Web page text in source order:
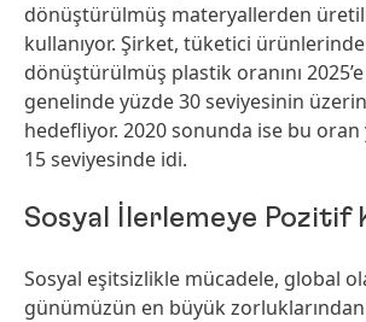
dönüştürülmüş materyallerden
kullanıyor. Şirket, tüketici
dönüştürülmüş plastik oranını
genelinde yüzde 30 seviyesinin
hedefliyor. 2020 sonunda ise bu oran
15 seviyesinde idi.
Sosyal İlerlemeye Pozitif
Sosyal eşitsizlikle mücadele, global
günümüzün en büyük